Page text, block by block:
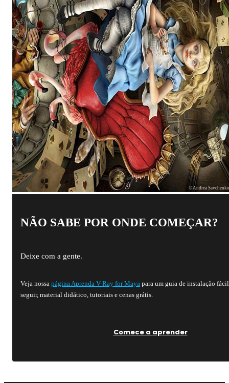
© Andrea
NÃO SABE POR ONDE COMEÇAR?
Deixe com a gente.
Veja nossa página Aprenda V-Ray for Maya para um guia de instalação
seguir, material didático, tutoriais e cenas grátis.
Comece a aprender